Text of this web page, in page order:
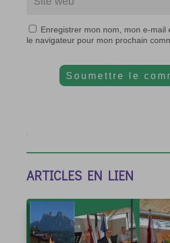
Enregistrer mon nom, mon e-mail
le navigateur pour mon prochain
Soumettre le
ARTICLES EN LIEN